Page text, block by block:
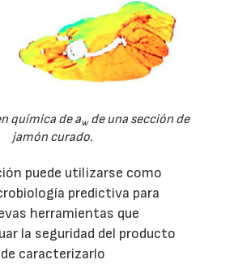
química de aw de una sección de
jamón curado.
puede utilizarse como
predictiva para
herramientas que
la seguridad del producto
caracterizarlo